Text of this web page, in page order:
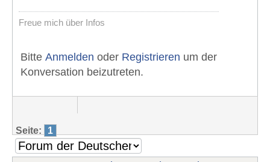
Freue mich über Infos
Bitte Anmelden oder Registrieren um der
Konversation beizutreten.
Seite: 1